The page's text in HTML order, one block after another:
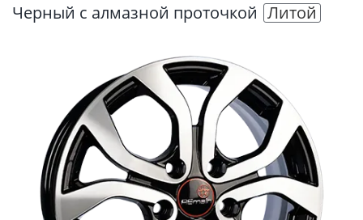
Черный с алмазной проточкой Литой